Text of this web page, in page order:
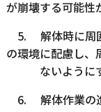
が崩壊する可能性
5. 解体時に周
の環境に配慮し、
ないようにす
6. 解体作業の